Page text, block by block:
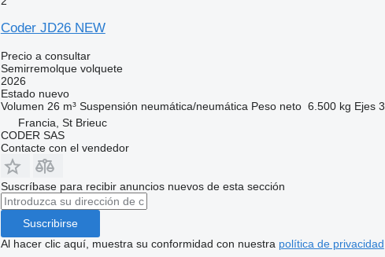
Coder JD26 NEW
Precio a consultar
Semirremolque volquete
2026
Estadonuevo
Volumen 26 m³ Suspensión neumática/neumática Peso neto 6.500 kg Ejes 3
Francia, St Brieuc
CODER SAS
Contacte con el vendedor
Suscríbase para recibir anuncios nuevos de esta sección
Suscribirse
Al hacer clic aquí, muestra su conformidad con nuestra política de privacidad